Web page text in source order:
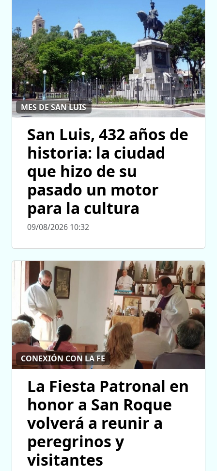
MES DE SAN LUIS
San Luis, 432 años de
historia: la ciudad
que hizo de su
pasado un motor
para la cultura
09/08/2026 10:32
CONEXIÓN CON LA FE
La Fiesta Patronal en
honor a San Roque
volverá a reunir a
peregrinos y
visitantes